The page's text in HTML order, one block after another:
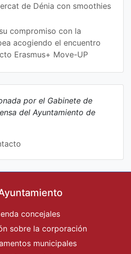
de Dénia con smoothies
compromiso con la
acogiendo el encuentro
Erasmus+ Move-UP
por el Gabinete de
del Ayuntamiento de
concejales
sobre la corporación
municipales